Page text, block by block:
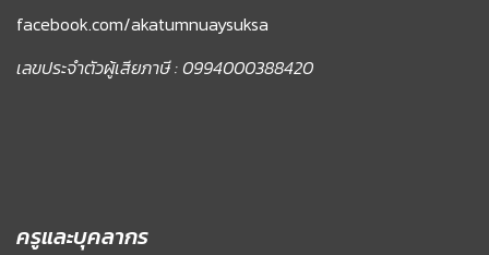
facebook.com/akatumnuaysuksa
เลขประจำตัวผู้เสียภาษี : 0994000388420
ครูและบุคลากร